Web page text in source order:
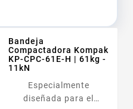
Bandeja
Compactadora Kompak
KP-CPC-61E-H | 61kg -
11kN
Especialmente
diseñada para el